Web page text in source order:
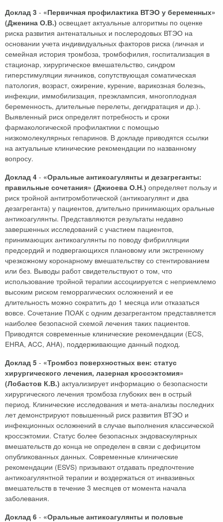
Доклад 3 - «Первичная профилактика ВТЭО у беременных»
(Дженина О.В.) освещает актуальные алгоритмы по оценке
риска развития антенатальных и послеродовых ВТЭО на
основании учета индивидуальных факторов риска (личная и
семейная история тромбоза, тромбофилия, госпитализация в
стационар, хирургическое вмешательство, синдром
гиперстимуляции яичников, сопутствующая соматическая
патология, возраст, ожирение, курение, варикозная болезнь,
инфекции, иммобилизация, преэклампсия, многоплодная
беременность, длительные перелеты, дегидратация и др.).
Выявленный риск определят потребность и сроки
фармакологической профилактики с помощью
низкомолекулярных гепаринов. В докладе приводятся ссылки
на актуальные клинические рекомендации по названному
вопросу.
Доклад 4 - «Оральные антикоагулянты и дезагреганты:
правильные сочетания» (Джиоева О.Н.) определяет пользу и
риск тройной антитромботической (антикоагулянт и два
дезагреганта) у пациентов, длительно принимающих оральные
антикоагулянты. Представляются результаты недавно
завершенных исследований с участием пациентов,
принимающих антикоагулянты по поводу фибрилляции
предсердий и подвергающихся плановому или экстренному
чрезкожному коронарному вмешательству со стентированием
или без. Выводы работ свидетельствуют о том, что
использование тройной терапии ассоциируется с неприемлемо
высоким риском геморрагических осложнений и ее
длительность можно сократить до 1 месяца или отказаться
вовсе. Сочетание ПОАК с одним дезагрегантом представляется
наиболее безопасной схемой лечения таких пациентов.
Приводятся современные клинические рекомендации (ECS,
EHRA, ACC, AHA), поддерживающие данный подход.
Доклад 5 - «Тромбоз поверхностных вен: статус
хирургического лечения, лазерная кроссэктомия»
(Лобастов К.В.) актуализирует информацию о безопасности
хирургического лечения тромбоза глубоких вен в острый
период. Клинические исследования и мета-анализы последних
лет демонстрируют повышенный риск развития ВТЭО и
инфекционных осложнений в случае выполнения классической
кроссэктомии. Статус более безопасных эндоваскулярных
вмешательств до конца не определен в связи с дефицитом
опубликованных данных. Современные клинические
рекомендации (ESVS) призывают отдавать предпочтение
антикоагулянтной терапии и воздержаться от инвазивных
вмешательств в течение 3 месяцев от момента начала
заболевания.
Доклад 6 - «Оральные антикоагулянты и половые